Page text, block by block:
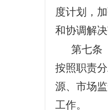
度计划，
和协调解
第七条
按照职责
源、市场
工作。